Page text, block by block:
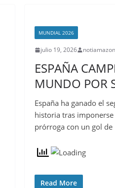
MUNDIAL 2026
julio 19, 2026
ESPAÑA
MUNDO POR
España ha ganado el
historia tras
prórroga con un gol de
Read More